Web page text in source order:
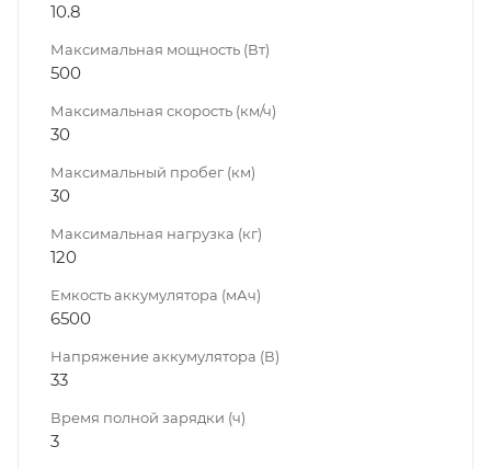
10.8
Максимальная мощность (Вт)
500
Максимальная скорость (км/ч)
30
Максимальный пробег (км)
30
Максимальная нагрузка (кг)
120
Емкость аккумулятора (мАч)
6500
Напряжение аккумулятора (В)
33
Время полной зарядки (ч)
3